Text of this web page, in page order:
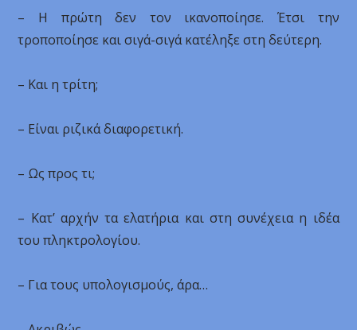
– Η πρώτη δεν τον ικανοποίησε. Έτσι την
τροποποίησε και σιγά-σιγά κατέληξε στη δεύτερη.
– Και η τρίτη;
– Είναι ριζικά διαφορετική.
– Ως προς τι;
– Κατ’ αρχήν τα ελατήρια και στη συνέχεια η ιδέα
του πληκτρολογίου.
– Για τους υπολογισμούς, άρα…